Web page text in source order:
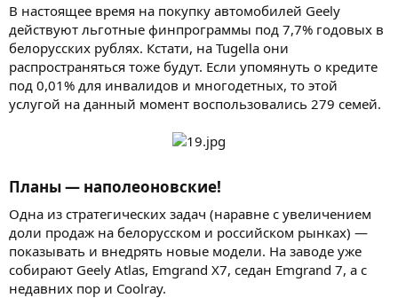
В настоящее время на покупку автомобилей Geely
действуют льготные финпрограммы под 7,7% годовых в
белорусских рублях. Кстати, на Tugella они
распространяться тоже будут. Если упомянуть о кредите
под 0,01% для инвалидов и многодетных, то этой
услугой на данный момент воспользовались 279 семей.
Планы — наполеоновские!
Одна из стратегических задач (наравне с увеличением
доли продаж на белорусском и российском рынках) —
показывать и внедрять новые модели. На заводе уже
собирают Geely Atlas, Еmgrand X7, седан Еmgrand 7, а с
недавних пор и Coolray.